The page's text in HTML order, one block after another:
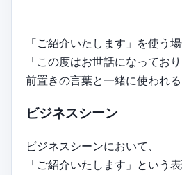
「ご紹介いたします」を使う場
「この度はお世話になってお
前置きの言葉と一緒に使われる
ビジネスシーン
ビジネスシーンにおいて、
「ご紹介いたします」という表